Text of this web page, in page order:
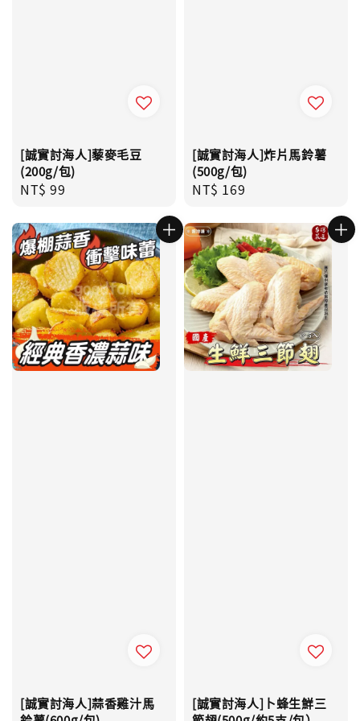
[誠實討海人]藜麥毛豆
(200g/包)
Regular
NT$ 99
[誠實討海人]炸片馬鈴薯
(500g/包)
Regular
NT$ 169
[誠實討海人]蒜香雞汁馬
[誠實討海人]卜蜂生鮮三